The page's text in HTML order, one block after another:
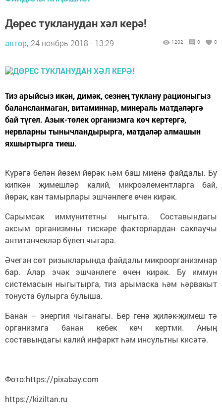
Дөрес тукланудан хәл керә!
автор, 24 ноябрь 2018 - 13:29 1202 0 0
Тиз арыйсыз икән, димәк, сезнең туклану рационыгыз
балансланмаган, витаминнар, минераль матдәләргә
бай түгел. Азык-төлек организмга көч кертергә,
нервларны тынычландырырга, матдәләр алмашын
яхшыртырга тиеш.
Күрәгә белән йөзем йөрәк һәм баш миенә файдалы. Бу
кипкән җимешләр калий, микроэлементларга бай,
йөрәк, кан тамырлары эшчәнлеге өчен кирәк.
Сарымсак иммунитетны ныгыта. Составындагы
аксым организмны тискәре факторлардан саклаучы
антитәнчекләр бүлеп чыгара.
Әчегән сөт ризыкларында файдалы микроорганизмнар
бар. Алар эчәк эшчәнлеге өчен кирәк. Бу иммун
системасын ныгытырга, тиз арымаска һәм һәрвакыт
тонуста булырга булыша.
Банан – энергия чыганагы. Бер генә җиләк-җимеш тә
организмга банан кебек көч кертми. Аның
составындагы калий инфаркт һәм инсультны кисәтә.
Фото:https://pixabay.com
https://kiziltan.ru